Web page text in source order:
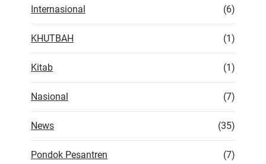
Internasional (6)
KHUTBAH (1)
Kitab (1)
Nasional (7)
News (35)
Pondok Pesantren (7)